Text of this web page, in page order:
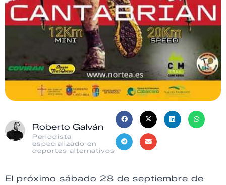
Roberto Galván
Periodista
especializado en
deportes alternativos
El próximo sábado 28 de septiembre de